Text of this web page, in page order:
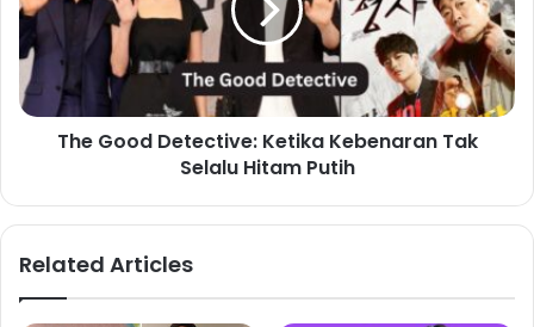
The Good Detective: Ketika Kebenaran Tak
Selalu Hitam Putih
Related Articles